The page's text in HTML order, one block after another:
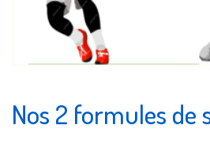
Nos 2 formules de